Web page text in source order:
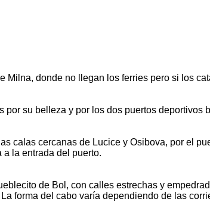
Milna, donde no llegan los ferries pero si los
por su belleza y por los dos puertos deportivos
calas cercanas de Lucice y Osibova, por el
la entrada del puerto.
de Bol, con calles estrechas y
forma del cabo varía dependiendo de las